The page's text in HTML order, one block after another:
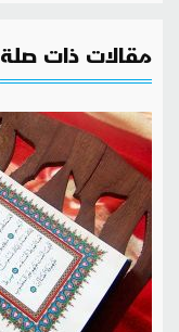
مقالات ذات صلة